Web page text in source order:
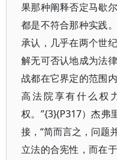
果那种阐释否定马歇
都是不符合那种实践
承认，几乎在两个世
解无可否认地成为法
战都在它界定的范围
高法院享有什么权
权。”{3}(P317）杰弗
接，“简而言之，问题
立法的合宪性，而在